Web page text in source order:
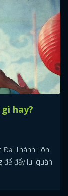
hay?
Đại Thánh Tôn
để đẩy lui quân